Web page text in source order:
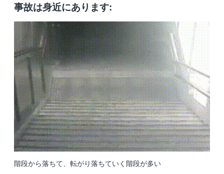
事故は身近にあります:
階段から落ちて、転がり落ちていく階段が多い